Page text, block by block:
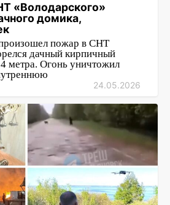
«Володарского»
домика,
пожар в СНТ
дачный кирпичный
метра. Огонь уничтожил
24.05.2026